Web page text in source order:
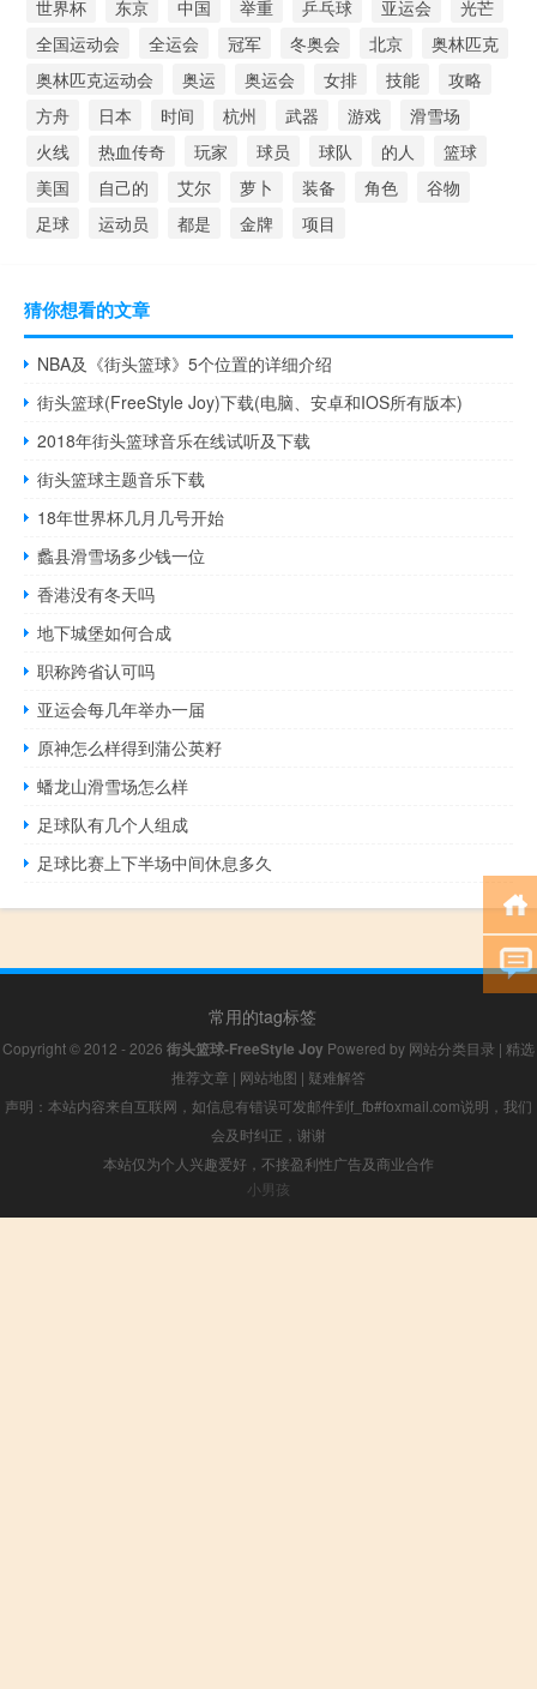
世界杯 东京 中国 举重 乒乓球 亚运会
光芒
全国运动会
全运会 冠军 冬奥会 北京
奥林匹克
奥林匹克运动会
奥运 奥运会 女排 技能
攻略
方舟
日本 时间 杭州 武器 游戏
滑雪场
火线
热血传奇 玩家 球员 球队 的人
篮球
美国
自己的 艾尔 萝卜 装备 角色
谷物
足球
运动员 都是 金牌 项目
猜你想看的文章
NBA及《街头篮球》5个位置的详细介绍
街头篮球(FreeStyle Joy)下载(电脑、安卓和IOS所有版本)
2018年街头篮球音乐在线试听及下载
街头篮球主题音乐下载
18年世界杯几月几号开始
蠡县滑雪场多少钱一位
香港没有冬天吗
地下城堡如何合成
职称跨省认可吗
亚运会每几年举办一届
原神怎么样得到蒲公英籽
蟠龙山滑雪场怎么样
足球队有几个人组成
足球比赛上下半场中间休息多久
常用的tag标签
Copyright © 2012 - 2026 街头篮球-FreeStyle Joy Powered by 网站分类目录 | 精选
推荐文章 | 网站地图 | 疑难解答
声明：本站内容来自互联网，如信息有错误可发邮件到f_fb#foxmail.com说明，我们
会及时纠正，谢谢
本站仅为个人兴趣爱好，不接盈利性广告及商业合作
小男孩